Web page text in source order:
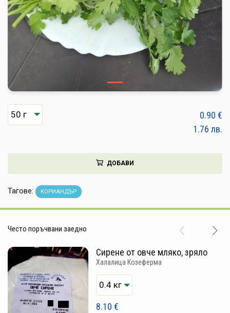
КОНСЕРВИРАНИ
ЯДКИ И ТАХАНИ
ВЕГАН ПРОДУКТИ
БИЛКИ И ПОДПРАВКИ
РАСТИТЕЛНИ МАСЛА И ОЦЕТ
КАФЕ И ЧАЙ
НАПИТКИ
ЗА ДОМА
ПОДАРЪЦИ
ДОСТАВКА И ПЛАЩАНЕ
0.90 €
1.76 лв.
ДОБАВИ
Тагове: КОРИАНДЪР
Често поръчвани заедно
Сирене от овче мляко, зряло
Халалица Козеферма
8.10 €